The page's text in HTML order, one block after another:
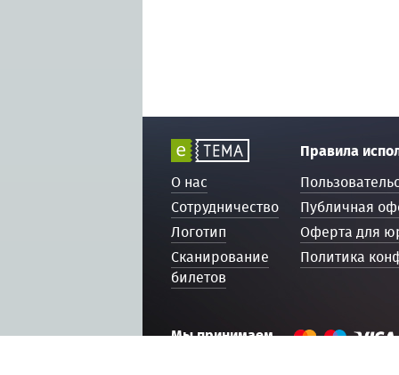
О нас
Сотрудничество
Логотип
Сканирование
билетов
Правила
Публичная
Оферта для
Политика
Мы принимаем